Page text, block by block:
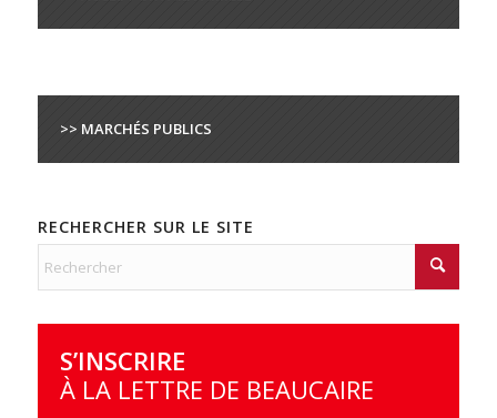
>> MARCHÉS PUBLICS
RECHERCHER SUR LE SITE
S’INSCRIRE
À LA LETTRE DE BEAUCAIRE